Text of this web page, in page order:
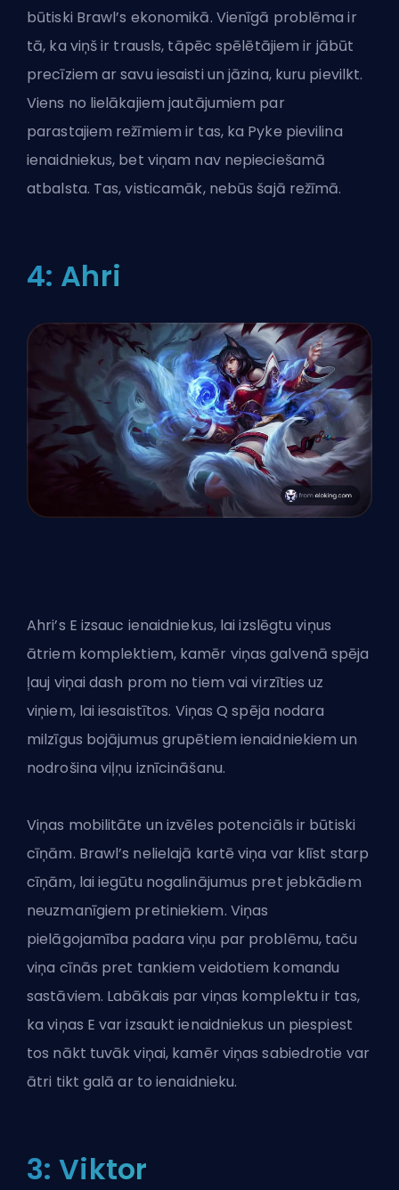
būtiski Brawl’s ekonomikā. Vienīgā problēma ir
tā, ka viņš ir trausls, tāpēc spēlētājiem ir jābūt
precīziem ar savu iesaisti un jāzina, kuru pievilkt.
Viens no lielākajiem jautājumiem par
parastajiem režīmiem ir tas, ka Pyke pievilina
ienaidniekus, bet viņam nav nepieciešamā
atbalsta. Tas, visticamāk, nebūs šajā režīmā.
4: Ahri
Ahri’s E izsauc ienaidniekus, lai izslēgtu viņus
ātriem komplektiem, kamēr viņas galvenā spēja
ļauj viņai dash prom no tiem vai virzīties uz
viņiem, lai iesaistītos. Viņas Q spēja nodara
milzīgus bojājumus grupētiem ienaidniekiem un
nodrošina viļņu iznīcināšanu.
Viņas mobilitāte un izvēles potenciāls ir būtiski
cīņām. Brawl’s nelielajā kartē viņa var klīst starp
cīņām, lai iegūtu nogalinājumus pret jebkādiem
neuzmanīgiem pretiniekiem. Viņas
pielāgojamība padara viņu par problēmu, taču
viņa cīnās pret tankiem veidotiem komandu
sastāviem. Labākais par viņas komplektu ir tas,
ka viņas E var izsaukt ienaidniekus un piespiest
tos nākt tuvāk viņai, kamēr viņas sabiedrotie var
ātri tikt galā ar to ienaidnieku.
3: Viktor